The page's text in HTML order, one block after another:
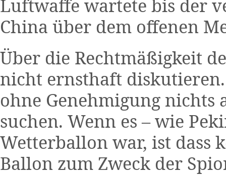
Luftwaffe wartete bis der
China über dem offenen
Über die Rechtmäßigkeit
nicht ernsthaft
ohne Genehmigung
suchen. Wenn es – wie
Wetterballon war, ist dass
Ballon zum Zweck der